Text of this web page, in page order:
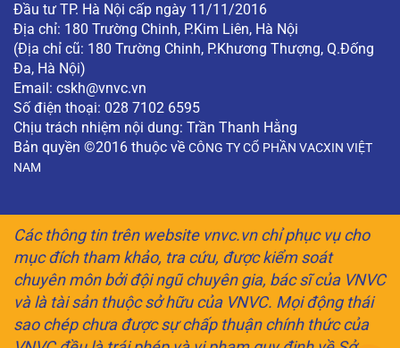
Đầu tư TP. Hà Nội cấp ngày 11/11/2016
Địa chỉ: 180 Trường Chinh, P.Kim Liên, Hà Nội
(Địa chỉ cũ: 180 Trường Chinh, P.Khương Thượng, Q.Đống
Đa, Hà Nội)
Email: cskh@vnvc.vn
Số điện thoại: 028 7102 6595
Chịu trách nhiệm nội dung: Trần Thanh Hằng
Bản quyền ©2016 thuộc về CÔNG TY CỔ PHẦN VACXIN VIỆT
NAM
Các thông tin trên website vnvc.vn chỉ phục vụ cho
mục đích tham khảo, tra cứu, được kiểm soát
chuyên môn bởi đội ngũ chuyên gia, bác sĩ của VNVC
và là tài sản thuộc sở hữu của VNVC. Mọi động thái
sao chép chưa được sự chấp thuận chính thức của